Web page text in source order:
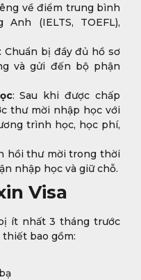
về điểm trung bình
(IELTS, TOEFL),
: Chuẩn bị đầy đủ hồ sơ
và gửi đến bộ phận
: Sau khi được chấp
thư mời nhập học với
trình học, học phí,
hồi thư mời trong thời
nhập học và giữ chỗ.
Visa
ít nhất 3 tháng trước
thiết bao gồm: